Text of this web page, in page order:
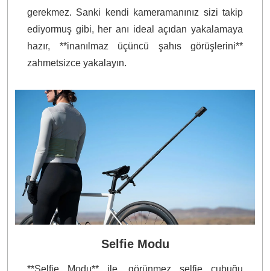
gerekmez. Sanki kendi kameramanınız sizi takip
ediyormuş gibi, her anı ideal açıdan yakalamaya
hazır, **inanılmaz üçüncü şahıs görüşlerini**
zahmetsizce yakalayın.
Selfie Modu